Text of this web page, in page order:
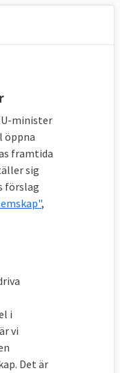
alltid överens
nej 14
lagarna. I
i riksdagens
Läs
minister
öppna
framtida
sig
förslag
,
i
vi
Det är